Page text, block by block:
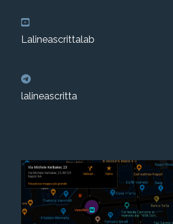
Lalineascrittalab
lalineascritta